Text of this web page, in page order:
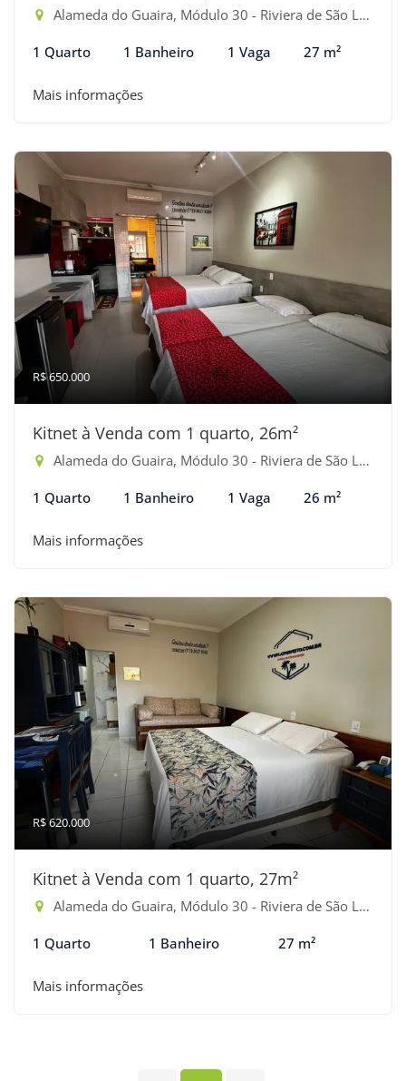
Alameda do Guaira, Módulo 30 - Riviera de São Lourenço, Bertioga-SP
1 Quarto 1 Banheiro 1 Vaga 27 m²
Mais informações
R$ 650.000
Kitnet à Venda com 1 quarto, 26m²
Alameda do Guaira, Módulo 30 - Riviera de São Lourenço, Bertioga-SP
1 Quarto 1 Banheiro 1 Vaga 26 m²
Mais informações
R$ 620.000
Kitnet à Venda com 1 quarto, 27m²
Alameda do Guaira, Módulo 30 - Riviera de São Lourenço, Bertioga-SP
1 Quarto 1 Banheiro 27 m²
Mais informações